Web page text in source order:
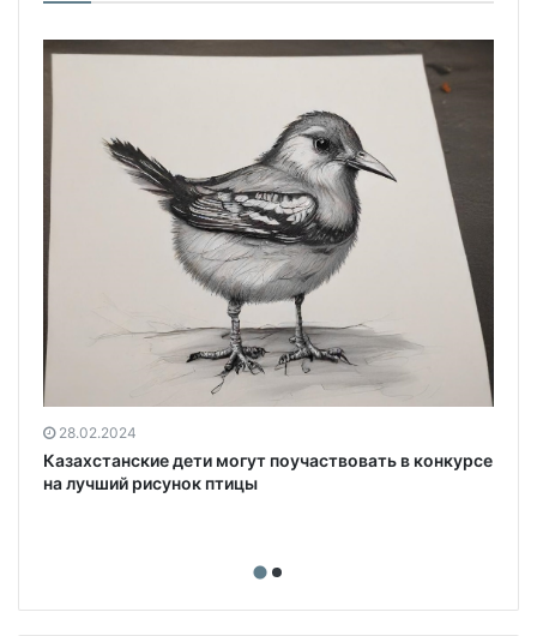
28.02.2024
Казахстанские дети могут поучаствовать в конкурсе
на лучший рисунок птицы